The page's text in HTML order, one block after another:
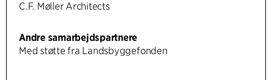
C.F. Møller Architects
Andre samarbejdspartnere
Med støtte fra Landsbyggefonden